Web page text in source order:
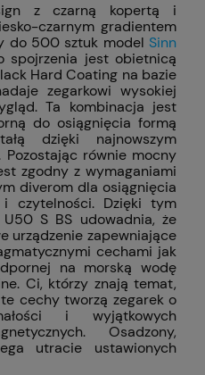
z czarną kopertą i
czarnym gradientem
do 500 sztuk model Sinn
spojrzenia jest obietnicą
Hard Coating na bazie
zegarkowi wysokiej
Ta kombinacja jest
do osiągnięcia formą
dzięki najnowszym
równie mocny
zgodny z wymaganiami
diverom dla osiągnięcia
i czytelności. Dzięki tym
S BS udowadnia, że
urządzenie zapewniające
cechami jak
na morską wodę
Ci, którzy znają temat,
cechy tworzą zegarek o
i wyjątkowych
Osadzony,
utracie ustawionych